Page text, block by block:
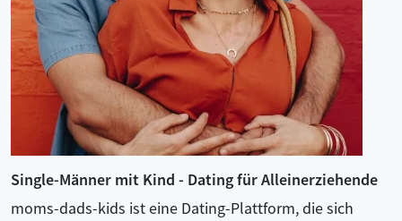
Single-Männer mit Kind - Dating für Alleinerziehende
moms-dads-kids ist eine Dating-Plattform, die sich